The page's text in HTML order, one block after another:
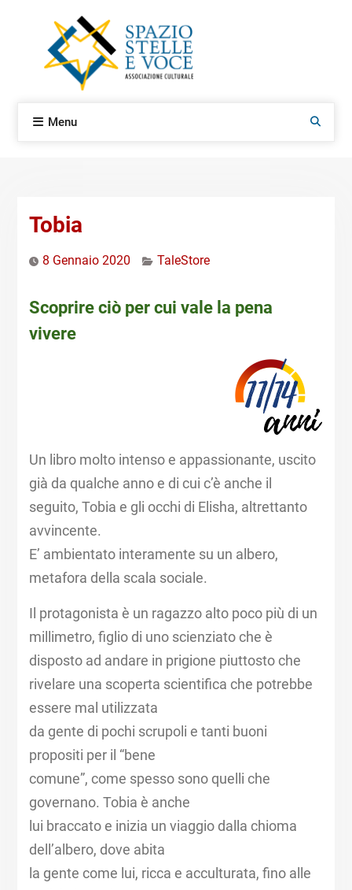
Menu Search
Tobia
8 Gennaio 2020 TaleStore
Scoprire ciò per cui vale la pena
vivere
Un libro molto intenso e appassionante, uscito
già da qualche anno e di cui c’è anche il
seguito, Tobia e gli occhi di Elisha, altrettanto
avvincente.
E’ ambientato interamente su un albero,
metafora della scala sociale.
Il protagonista è un ragazzo alto poco più di un
millimetro, figlio di uno scienziato che è
disposto ad andare in prigione piuttosto che
rivelare una scoperta scientifica che potrebbe
essere mal utilizzata
da gente di pochi scrupoli e tanti buoni
propositi per il “bene
comune”, come spesso sono quelli che
governano. Tobia è anche
lui braccato e inizia un viaggio dalla chioma
dell’albero, dove abita
la gente come lui, ricca e acculturata, fino alle